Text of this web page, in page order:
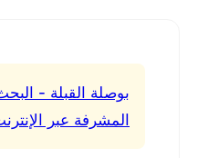
بوصلة القبلة -
المشرفة عبر